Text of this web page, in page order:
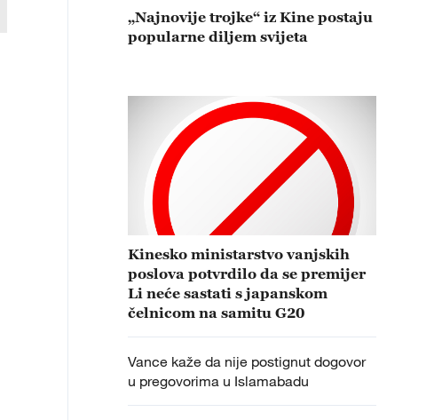
„Najnovije trojke“ iz Kine postaju
popularne diljem svijeta
Kinesko ministarstvo vanjskih
poslova potvrdilo da se premijer
Li neće sastati s japanskom
čelnicom na samitu G20
Vance kaže da nije postignut dogovor
u pregovorima u Islamabadu